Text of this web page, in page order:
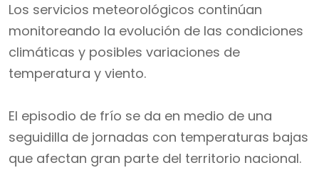
Los servicios meteorológicos continúan
monitoreando la evolución de las condiciones
climáticas y posibles variaciones de
temperatura y viento.
El episodio de frío se da en medio de una
seguidilla de jornadas con temperaturas bajas
que afectan gran parte del territorio nacional.